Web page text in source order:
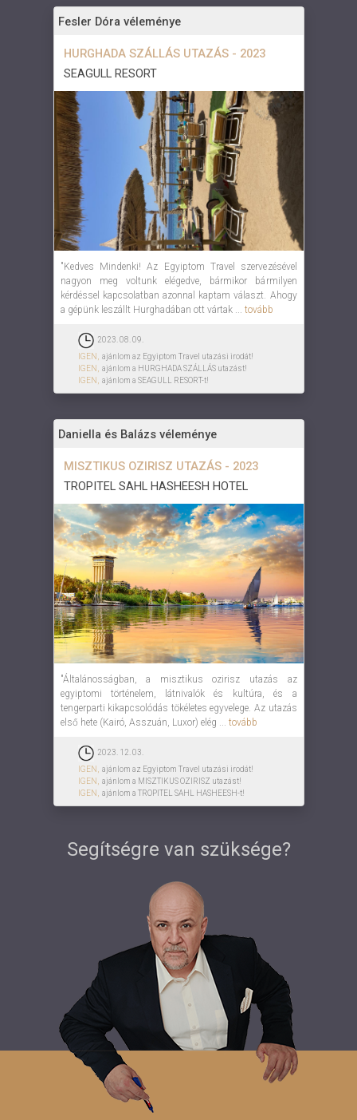
Fesler Dóra véleménye
HURGHADA SZÁLLÁS UTAZÁS - 2023
SEAGULL RESORT
"Kedves Mindenki! Az Egyiptom Travel szervezésével
nagyon meg voltunk elégedve, bármikor bármilyen
kérdéssel kapcsolatban azonnal kaptam választ. Ahogy
a gépünk leszállt Hurghadában ott vártak ... tovább
2023. 08. 09.
IGEN,
ajánlom az Egyiptom Travel utazási irodát!
IGEN,
ajánlom a HURGHADA SZÁLLÁS utazást!
IGEN,
ajánlom a SEAGULL RESORT-t!
Daniella és Balázs véleménye
MISZTIKUS OZIRISZ UTAZÁS - 2023
TROPITEL SAHL HASHEESH HOTEL
"Általánosságban, a misztikus ozirisz utazás az
egyiptomi történelem, látnivalók és kultúra, és a
tengerparti kikapcsolódás tökéletes egyvelege. Az utazás
első hete (Kairó, Asszuán, Luxor) elég ... tovább
2023. 12. 03.
IGEN,
ajánlom az Egyiptom Travel utazási irodát!
IGEN,
ajánlom a MISZTIKUS OZIRISZ utazást!
IGEN,
ajánlom a TROPITEL SAHL HASHEESH-t!
Segítségre van szüksége?